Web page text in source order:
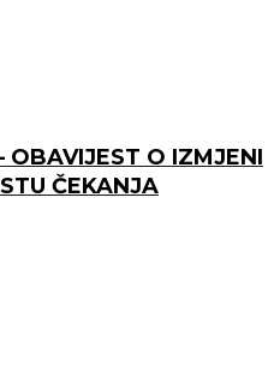
OBAVIJEST O IZMJENI
ČEKANJA